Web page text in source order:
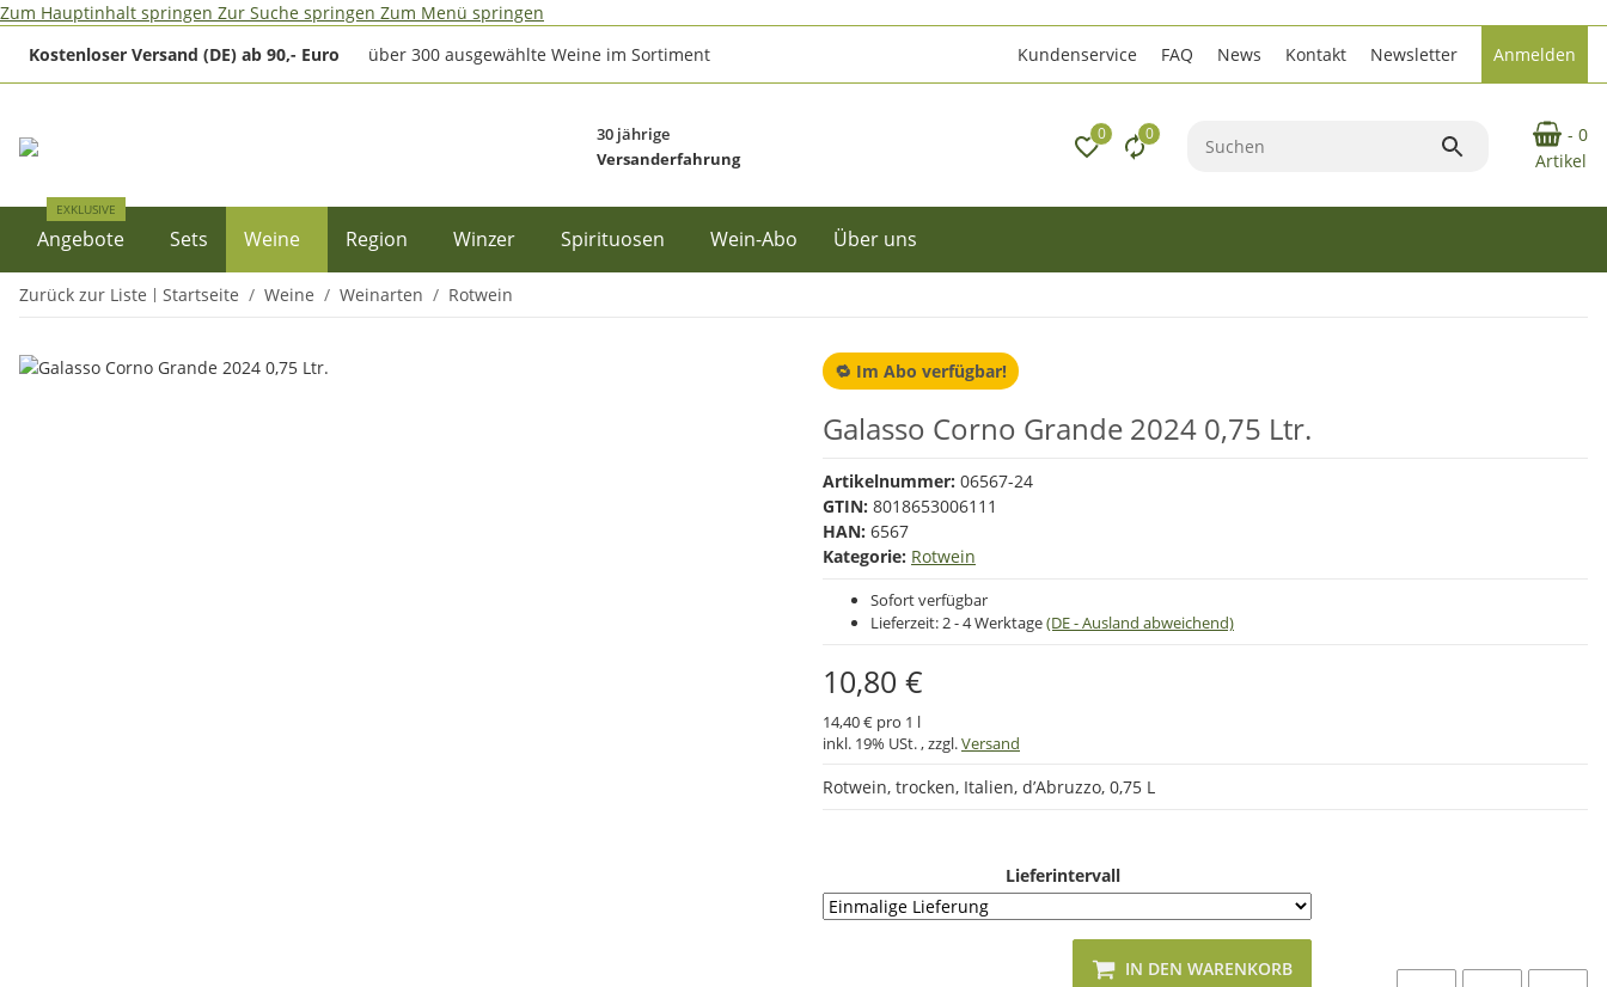
Zum Hauptinhalt springen Zur Suche springen Zum Menü springen
Kostenloser Versand (DE) ab 90,- Euro
über 300 ausgewählte Weine im Sortiment Kundenservice FAQ News Kontakt Newsletter Anmelden
30 jährige
Versanderfahrung
0 0
- 0
Artikel
Angebote
EXKLUSIVE
Sets Weine Region Winzer Spirituosen Wein-Abo Über uns
Zurück zur Liste Startseite Weine Weinarten Rotwein
Galasso Corno Grande 2024 0,75 Ltr.
🔁 Im Abo verfügbar!
Artikelnummer: 06567-24
GTIN: 8018653006111
HAN: 6567
Kategorie: Rotwein
Sofort verfügbar
Lieferzeit:2 - 4 Werktage(DE - Ausland abweichend)
10,80 €
14,40 € pro 1 l
inkl. 19% USt. , zzgl.Versand
Rotwein, trocken, Italien, d’Abruzzo, 0,75 L
Lieferintervall
IN DEN WARENKORB